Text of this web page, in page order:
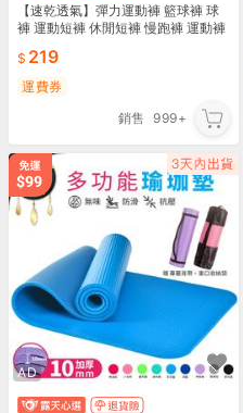
【速乾透氣】彈力運動褲 籃球褲 球
褲 運動短褲 休閒短褲 慢跑褲 運動褲
841219
運費券
銷售
999+
AD